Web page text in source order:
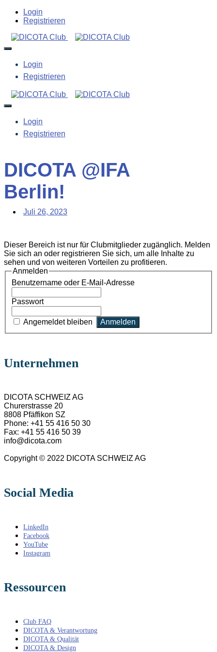
Login
Registrieren
Login
Registrieren
Login
Registrieren
DICOTA @IFA
Berlin!
Juli 26, 2023
Dieser Bereich ist nur für Clubmitglieder zugänglich. Melden
Sie sich an oder registrieren Sie sich, um alle Inhalte zu
sehen und von weiteren Vorteilen zu profitieren.
Anmelden
Benutzername oder E-Mail-Adresse
Passwort
Angemeldet bleiben
Unternehmen
DICOTA SCHWEIZ AG
Churerstrasse 20
8808 Pfäffikon SZ
Phone: +41 55 416 50 30
Fax: +41 55 416 50 39
info@dicota.com
Copyright © 2022 DICOTA SCHWEIZ AG
Social Media
LinkedIn
Facebook
YouTube
Instagram
Ressourcen
Club FAQ
DICOTA & Verantwortung
DICOTA & Qualität
DICOTA & Design